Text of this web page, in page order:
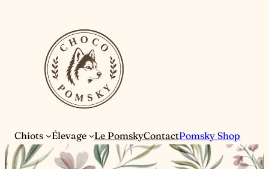
Chiots Élevage Le PomskyContactPomsky Shop